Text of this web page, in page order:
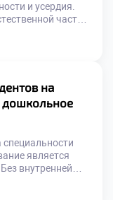
и усердия.
частью
барьеры
педагогов.
для получения
позволяет […]
на
дошкольное
специальности
является
внутренней
осознанности